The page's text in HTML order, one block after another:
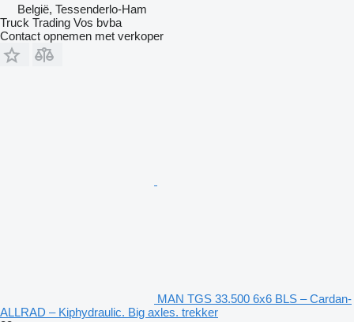
België, Tessenderlo-Ham
Truck Trading Vos bvba
Contact opnemen met verkoper
MAN TGS 33.500 6x6 BLS – Cardan-
ALLRAD – Kiphydraulic. Big axles. trekker